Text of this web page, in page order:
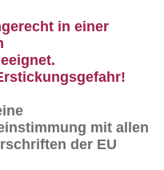
in einer
mit allen
der EU